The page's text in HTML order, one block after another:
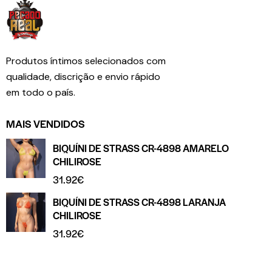
Produtos íntimos selecionados com
qualidade, discrição e envio rápido
em todo o país.
MAIS VENDIDOS
BIQUÍNI DE STRASS CR-4898 AMARELO
CHILIROSE
31.92€
BIQUÍNI DE STRASS CR-4898 LARANJA
CHILIROSE
31.92€